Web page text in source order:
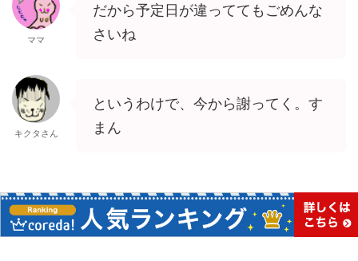
ママ
だから予定日が違っててもごめんな
さいね
キクタさん
というわけで、今から謝ってく。す
まん